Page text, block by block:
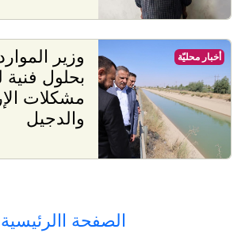
وزير
بحلول فنية
مشكلات
والدجيل
أخبار محليّة
الصفحة االرئيسية